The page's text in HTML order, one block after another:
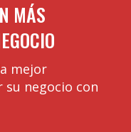
MÁS
mejor
negocio con